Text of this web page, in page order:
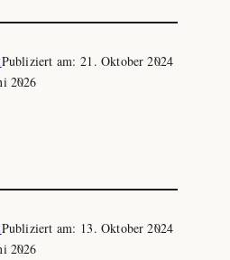
Publiziert am:21. Oktober 2024
2026
Publiziert am: 13. Oktober 2024
2026